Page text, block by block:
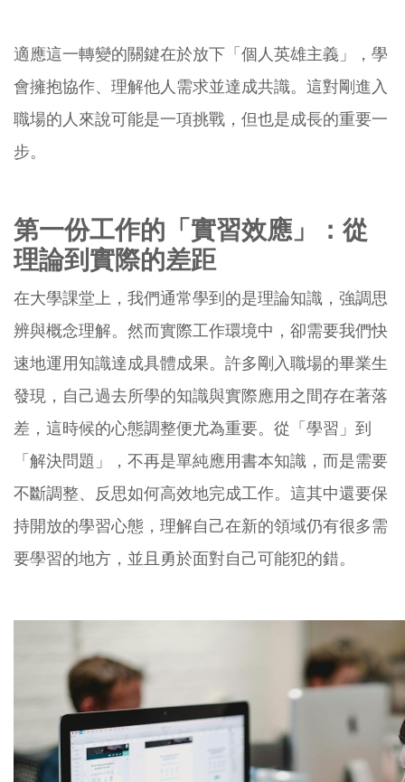
適應這一轉變的關鍵在於放下「個人英雄主義」，學
會擁抱協作、理解他人需求並達成共識。這對剛進入
職場的人來說可能是一項挑戰，但也是成長的重要一
步。
第一份工作的「實習效應」：從
理論到實際的差距
在大學課堂上，我們通常學到的是理論知識，強調思
辨與概念理解。然而實際工作環境中，卻需要我們快
速地運用知識達成具體成果。許多剛入職場的畢業生
發現，自己過去所學的知識與實際應用之間存在著落
差，這時候的心態調整便尤為重要。從「學習」到
「解決問題」，不再是單純應用書本知識，而是需要
不斷調整、反思如何高效地完成工作。這其中還要保
持開放的學習心態，理解自己在新的領域仍有很多需
要學習的地方，並且勇於面對自己可能犯的錯。